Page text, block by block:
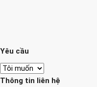
Yêu cầu
Thông tin liên hệ